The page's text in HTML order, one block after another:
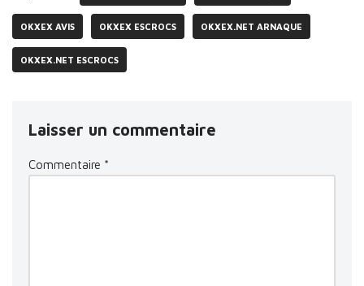
OKXEX AVIS OKXEX ESCROCS OKXEX.NET ARNAQUE
OKXEX.NET ESCROCS
Laisser un commentaire
Commentaire *